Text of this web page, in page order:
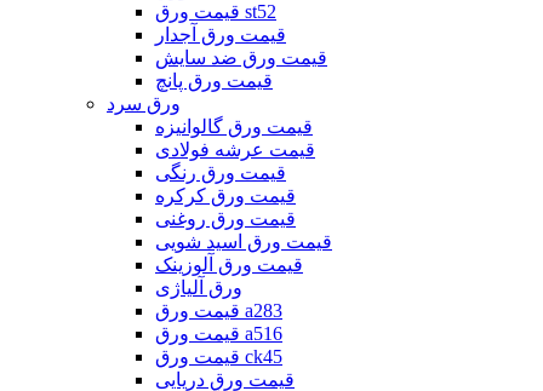
قیمت ورق st52
قیمت ورق آجدار
قیمت ورق ضد سایش
قیمت ورق پانچ
ورق سرد
قیمت ورق گالوانیزه
قیمت عرشه فولادی
قیمت ورق رنگی
قیمت ورق کرکره
قیمت ورق روغنی
قیمت ورق اسید شویی
قیمت ورق آلوزینک
ورق آلیاژی
قیمت ورق a283
قیمت ورق a516
قیمت ورق ck45
قیمت ورق دریایی